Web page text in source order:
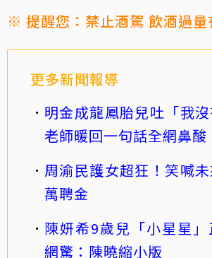
※ 提醒您：禁止酒駕 飲酒過量
更多新聞報導
明金成龍鳳胎兒吐「我
老師暖回一句話全網鼻酸
周渝民護女超狂！笑喊
萬聘金
陳妍希9歲兒「小星星
網驚：陳曉縮小版